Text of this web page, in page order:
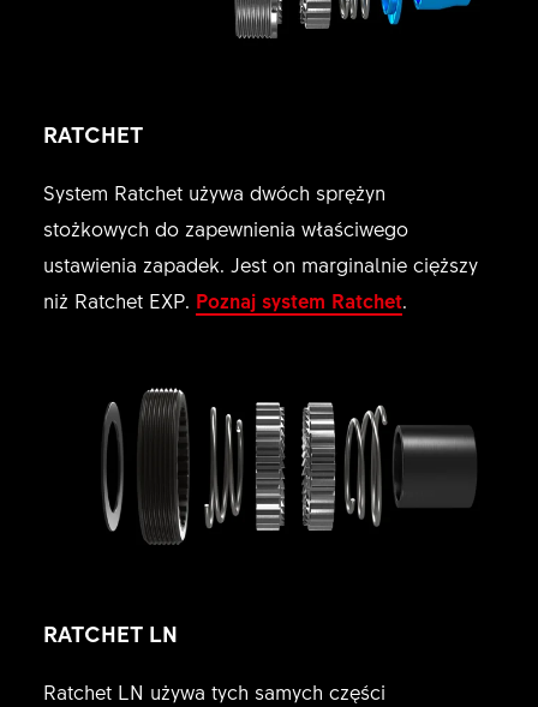
RATCHET
System Ratchet używa dwóch sprężyn
stożkowych do zapewnienia właściwego
ustawienia zapadek. Jest on marginalnie cięższy
niż Ratchet EXP. Poznaj system Ratchet.
RATCHET LN
Ratchet LN używa tych samych części